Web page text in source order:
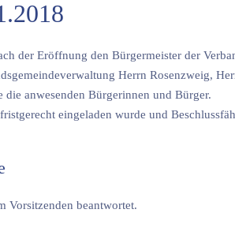
der Eröffnung den Bürgermeister der
Herrn Rosenzweig,
anwesenden Bürgerinnen und Bürger.
eingeladen wurde und
Vorsitzenden beantwortet.